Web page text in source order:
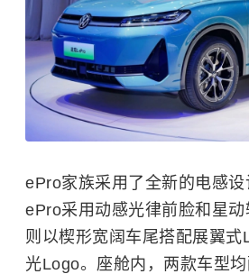
ePro家族采用了全新的电感
ePro采用动感光律前脸和星
则以楔形宽阔车尾搭配展翼式
光Logo。座舱内，两款车型